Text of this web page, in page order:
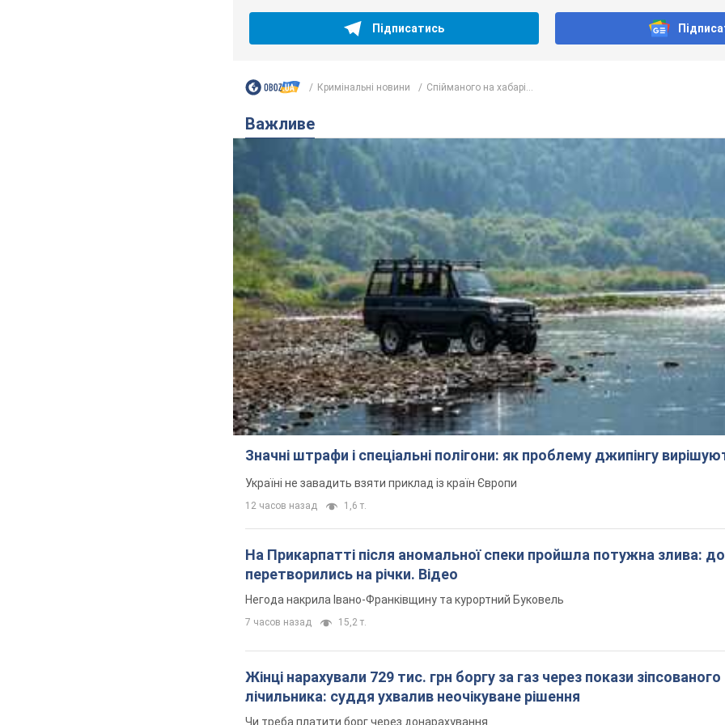
Підписатись
Кримінальні новини Спійманого на хабарі...
Важливе
Значні штрафи і спеціальні полігони: як проблему джипінгу
Україні не завадить взяти приклад із країн Європи
12 часов назад 1,6 т.
На Прикарпатті після аномальної спеки пройшла потужна злива:
перетворились на річки. Відео
Негода накрила Івано-Франківщину та курортний Буковель
7 часов назад 15,2 т.
Жінці нарахували 729 тис. грн боргу за газ через покази зіпсованого
лічильника: суддя ухвалив неочікуване рішення
Чи треба платити борг через донарахування